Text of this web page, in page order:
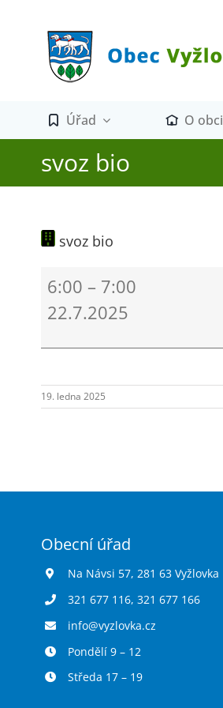
Úřad O obci
svoz bio
svoz bio
bio
6:00 – 7:00
22.7.2025
19. ledna 2025
Obecní úřad
Na Návsi 57, 281 63 Vyžlovka
321 677 116, 321 677 166
info@vyzlovka.cz
Pondělí 9 – 12
Středa 17 – 19